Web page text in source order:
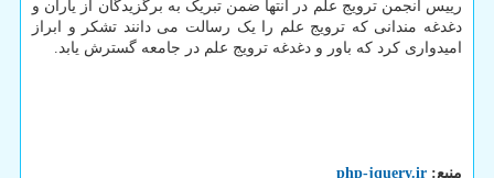
رییس انجمن ترویج علم در انتها ضمن تبریک به برگزیدگان از یاران و
دغدغه مندانی که ترویج علم را یک رسالت می دانند تشکر و ابراز
امیدواری کرد که باور و دغدغه ترویج علم در جامعه گسترش یابد.
منبع: php-jquery.ir